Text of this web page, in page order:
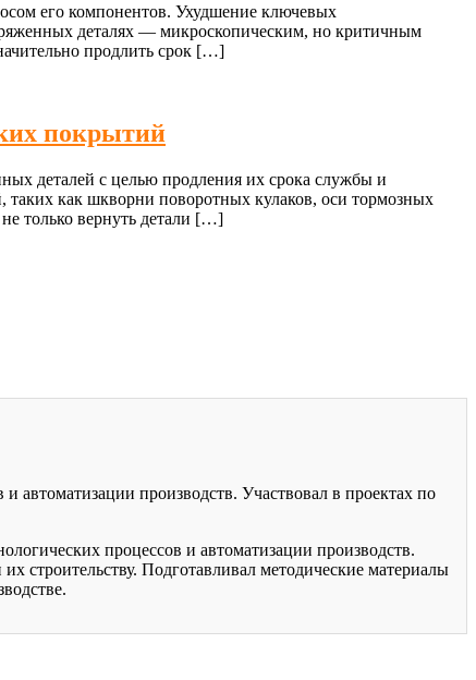
его компонентов. Ухудшение ключевых
деталях — микроскопическим, но критичным
продлить срок […]
покрытий
деталей с целью продления их срока службы и
как шкворни поворотных кулаков, оси тормозных
только вернуть детали […]
автоматизации производств. Участвовал в проектах по
процессов и автоматизации производств.
строительству. Подготавливал методические материалы